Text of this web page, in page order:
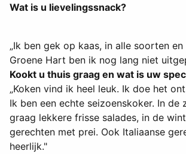
Wat is u lievelingssnack?
„Ik ben gek op kaas, in alle soorten en
Groene Hart ben ik nog lang niet
Kookt u thuis graag en wat is uw
„Koken vind ik heel leuk. Ik doe het
Ik ben een echte seizoenskoker. In de
graag lekkere frisse salades, in de
gerechten met prei. Ook Italiaanse
heerlijk."